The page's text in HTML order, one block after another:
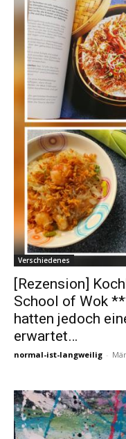
Verschiedenes
[Rezension]
School of Wok
hatten jedoch
erwartet…
normal-ist-langweilig -